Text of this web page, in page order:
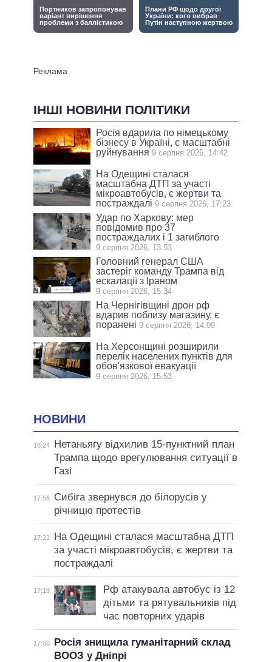
ІНШІ НОВИНИ ПОЛІТИКИ
Росія вдарила по німецькому
бізнесу в Україні, є масштабні
руйнування 9 серпня 2026, 14:42
На Одещині сталася
масштабна ДТП за участі
мікроавтобусів, є жертви та
постраждалі 9 серпня 2026, 17:23
Удар по Харкову: мер
повідомив про 37
постраждалих і 1 загиблого
9 серпня 2026, 13:53
Головний генерал США
застеріг команду Трампа від
ескалації з Іраном
9 серпня 2026, 15:34
На Чернігівщині дрон рф
вдарив поблизу магазину, є
поранені 9 серпня 2026, 14:09
На Херсонщині розширили
перелік населених пунктів для
обов'язкової евакуації
9 серпня 2026, 15:53
НОВИНИ
18:24
Нетаньягу відхилив 15-пунктний план
Трампа щодо врегулювання ситуації в
Газі
17:56
Сибіга звернувся до білорусів у
річницю протестів
17:23
На Одещині сталася масштабна ДТП
за участі мікроавтобусів, є жертви та
постраждалі
17:19
Рф атакувала автобус із 12
дітьми та рятувальників під
час повторних ударів
17:06
Росія знищила гуманітарний склад
ВООЗ у Дніпрі